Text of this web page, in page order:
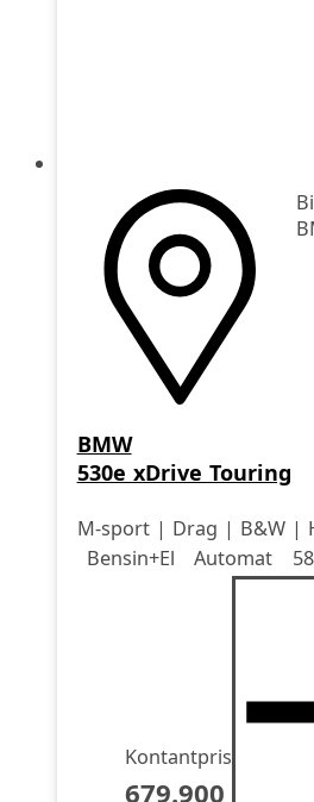
BMW
530e xDrive Touring
M-sport | Drag | B&W |
Drivmedel
Bensin+El
Drivmedel Automat
Miltal
årsmodell
Kontantpris
679.900